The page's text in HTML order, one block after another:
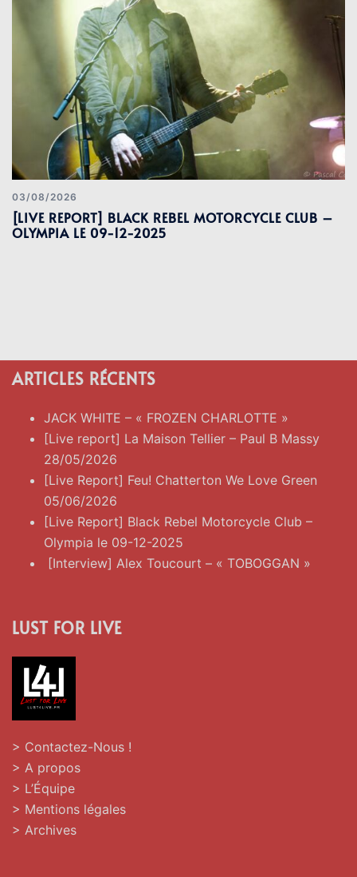
03/08/2026
[LIVE REPORT] BLACK REBEL MOTORCYCLE CLUB –
OLYMPIA LE 09-12-2025
ARTICLES RÉCENTS
JACK WHITE – « FROZEN CHARLOTTE »
[Live report] La Maison Tellier – Paul B Massy
28/05/2026
[Live Report] Feu! Chatterton We Love Green
05/06/2026
[Live Report] Black Rebel Motorcycle Club –
Olympia le 09-12-2025
[Interview] Alex Toucourt – « TOBOGGAN »
LUST FOR LIVE
> Contactez-Nous !
> A propos
> L’Équipe
> Mentions légales
> Archives